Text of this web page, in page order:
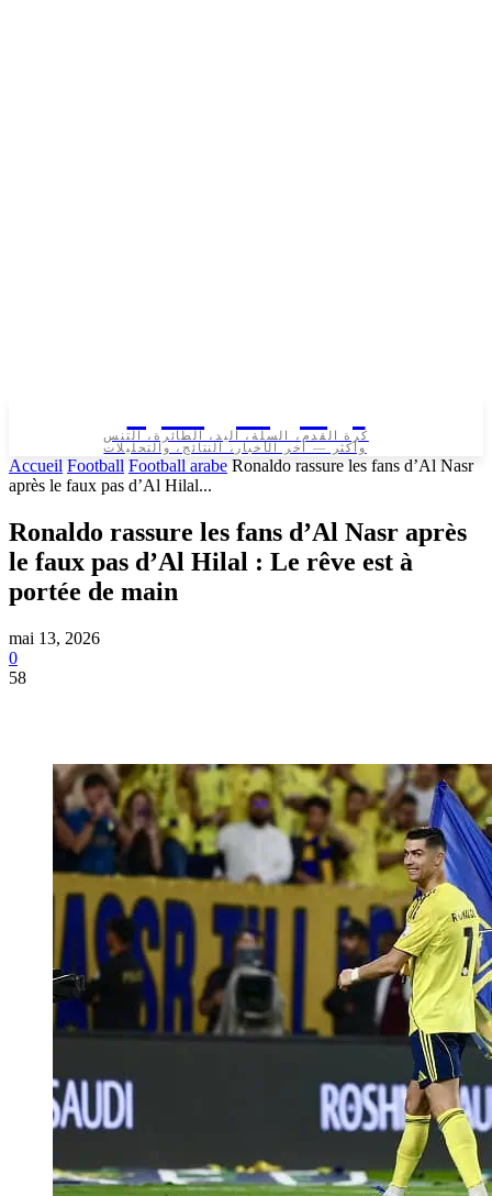
كرة القدم، السلة، اليد، الطائرة، التنس
وأكثر — آخر الأخبار، النتائج، والتحليلات
Accueil Football Football arabe Ronaldo rassure les fans d’Al Nasr
après le faux pas d’Al Hilal...
Ronaldo rassure les fans d’Al Nasr après
le faux pas d’Al Hilal : Le rêve est à
portée de main
mai 13, 2026
0
58